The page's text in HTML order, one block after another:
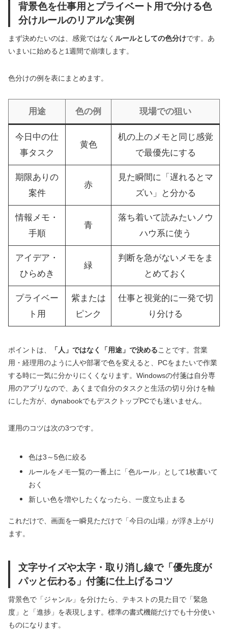
背景色を仕事用とプライベート用で分ける色
分けルールのリアルな実例
まず決めたいのは、感覚ではなく ルールとしての色分けです。あ
いまいに始めると1週間で崩壊します。
色分けの例を表にまとめます。
用途 色の例 現場での狙い
今日中の仕
事タスク
黄色
机の上のメモと同じ感覚
で最優先にする
期限ありの
案件
赤
見た瞬間に「遅れるとマ
ズい」と分かる
情報メモ・
手順
青
落ち着いて読みたいノウ
ハウ系に使う
アイデア・
ひらめき
緑
判断を急がないメモをま
とめておく
プライベー
ト用
紫または
ピンク
仕事と視覚的に一発で切
り分ける
ポイントは、 「人」ではなく「用途」で決めることです。営業
用・経理用のように人や部署で色を変えると、PCをまたいで作業
する時に一気に分かりにくくなります。Windowsの付箋は自分専
用のアプリなので、あくまで自分のタスクと生活の切り分けを軸
にした方が、dynabookでもデスクトップPCでも迷いません。
運用のコツは次の3つです。
色は3～5色に絞る
ルールをメモ一覧の一番上に「色ルール」として1枚書いて
おく
新しい色を増やしたくなったら、一度立ち止まる
これだけで、画面を一瞬見ただけで「今日の山場」が浮き上がり
ます。
文字サイズや太字・取り消し線で「優先度が
パッと伝わる」付箋に仕上げるコツ
背景色で「ジャンル」を分けたら、テキストの見た目で「緊急
度」と「進捗」を表現します。標準の書式機能だけでも十分使い
ものになります。